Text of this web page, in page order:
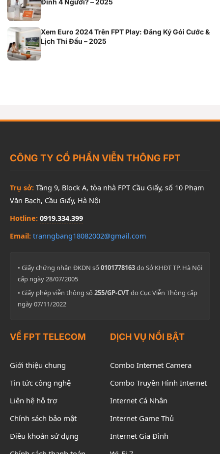
Đình 4 Người? – 2025
Xem Euro 2024 Trên FPT Play: Đăng Ký Gói Cước &
Lịch Thi Đấu – 2025
CÔNG TY CỔ PHẦN VIỄN THÔNG FPT
Trụ sở: Tầng 9, Block A, tòa nhà FPT Cầu Giấy, số 10 Phạm
Văn Bạch, Cầu Giấy, Hà Nội
Hotline: 0919.334.399
Email: tranngbang18082002@gmail.com
• Giấy chứng nhận ĐKDN số 0101778163do Sở KHĐT TP. Hà Nội
cấp ngày 28/07/2005
• Giấy phép viễn thông số 255/GP-CVTdo Cục Viễn Thông cấp
ngày 07/11/2022
VỀ FPT TELECOM
Giới thiệu chung
Tin tức công nghệ
Liên hệ hỗ trợ
Chính sách bảo mật
Điều khoản sử dụng
DỊCH VỤ NỔI BẬT
Combo Internet Camera
Combo Truyền Hình Internet
Internet Cá Nhân
Internet Game Thủ
Internet Gia Đình